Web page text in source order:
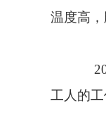
温度高
工人的工